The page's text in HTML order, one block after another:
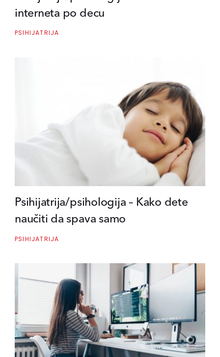
interneta po decu
PSIHIJATRIJA
Psihijatrija/psihologija – Kako dete
naučiti da spava samo
PSIHIJATRIJA